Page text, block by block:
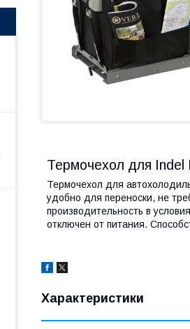
Термочехол для Indel
Термочехол для
удобно для переноски, не
производительность в
отключен от питания.
Характеристики